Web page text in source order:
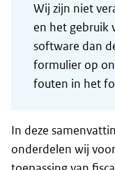
Wij zijn niet
en het gebruik
software dan
formulier op
fouten in het
In deze
onderdelen wij